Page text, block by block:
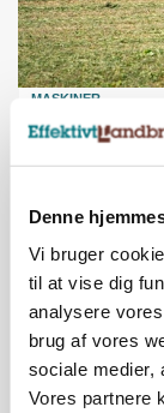
Denne
Vi bruger
til at vise dig
analysere
brug af vores
sociale medier,
Vores partnere
MASKINER
Forserie til
ARRANGEMENT